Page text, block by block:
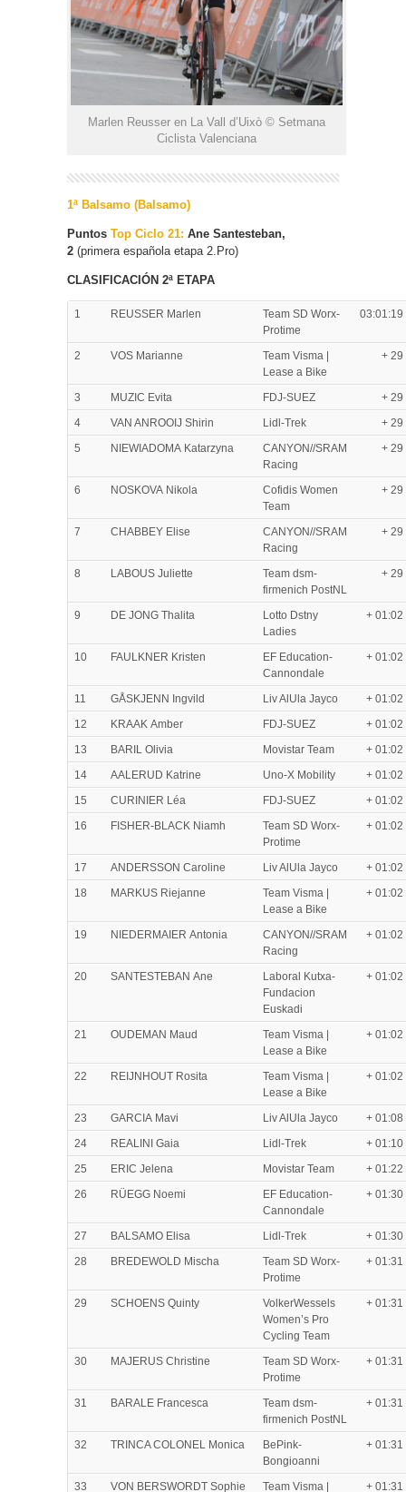
Marlen Reusser en La Vall d’Uixò © Setmana
Ciclista Valenciana
1ª Balsamo (Balsamo)
Puntos Top Ciclo 21: Ane Santesteban,
2 (primera española etapa 2.Pro)
CLASIFICACIÓN 2ª ETAPA
1 REUSSER Marlen
Team SD Worx-
Protime
03:01:19
2 VOS Marianne
Team Visma |
Lease a Bike
+ 29
3 MUZIC Evita FDJ-SUEZ
+ 29
4
VAN ANROOIJ Shirin Lidl-Trek
+ 29
5
NIEWIADOMA Katarzyna
CANYON//SRAM
Racing
+ 29
6 NOSKOVA Nikola
Cofidis Women
Team
+ 29
7 CHABBEY Elise
CANYON//SRAM
Racing
+ 29
8 LABOUS Juliette
Team dsm-
firmenich PostNL
+ 29
9 DE JONG Thalita
Lotto Dstny
Ladies
+ 01:02
10 FAULKNER Kristen
EF Education-
Cannondale
+ 01:02
11 GÅSKJENN Ingvild Liv AlUla Jayco
+ 01:02
12
KRAAK Amber FDJ-SUEZ
+ 01:02
13
BARIL Olivia Movistar Team
+ 01:02
14
AALERUD Katrine Uno-X Mobility
+ 01:02
15
CURINIER Léa FDJ-SUEZ
+ 01:02
16
FISHER-BLACK Niamh
Team SD Worx-
Protime
+ 01:02
17 ANDERSSON Caroline Liv AlUla Jayco
+ 01:02
18
MARKUS Riejanne
Team Visma |
Lease a Bike
+ 01:02
19 NIEDERMAIER Antonia
CANYON//SRAM
Racing
+ 01:02
20 SANTESTEBAN Ane
Laboral Kutxa-
Fundacion
Euskadi
+ 01:02
21 OUDEMAN Maud
Team Visma |
Lease a Bike
+ 01:02
22 REIJNHOUT Rosita
Team Visma |
Lease a Bike
+ 01:02
23 GARCIA Mavi Liv AlUla Jayco
+ 01:08
24
REALINI Gaia Lidl-Trek
+ 01:10
25
ERIC Jelena Movistar Team
+ 01:22
26
RÜEGG Noemi
EF Education-
Cannondale
+ 01:30
27 BALSAMO Elisa Lidl-Trek
+ 01:30
28
BREDEWOLD Mischa
Team SD Worx-
Protime
+ 01:31
29 SCHOENS Quinty
VolkerWessels
Women’s Pro
Cycling Team
+ 01:31
30 MAJERUS Christine
Team SD Worx-
Protime
+ 01:31
31 BARALE Francesca
Team dsm-
firmenich PostNL
+ 01:31
32 TRINCA COLONEL Monica
BePink-
Bongioanni
+ 01:31
33 VON BERSWORDT Sophie Team Visma | + 01:31